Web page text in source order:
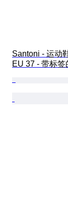
Santoni - 运动
EU 37 - 带标签